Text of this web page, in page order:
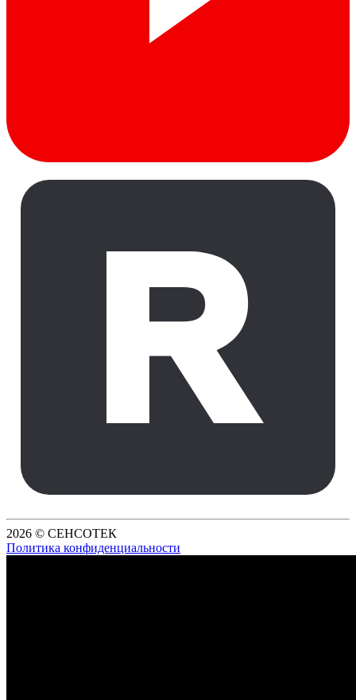
2026 © СЕНСОТЕК
Политика конфиденциальности